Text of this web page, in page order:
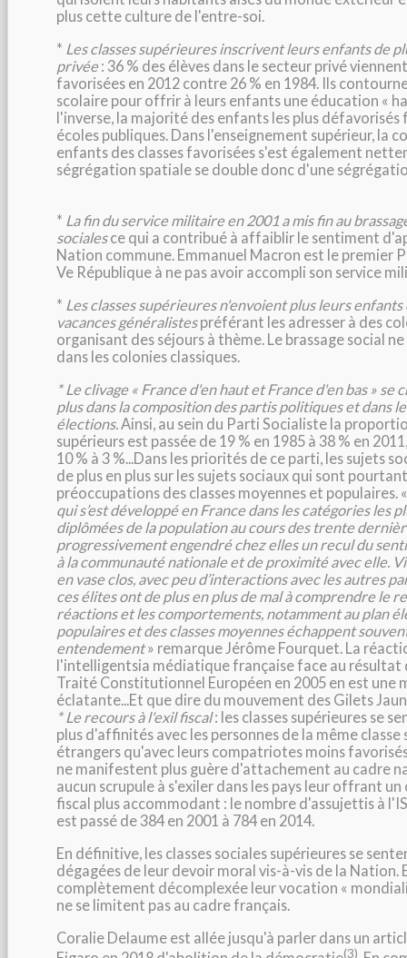
plus cette culture de l'entre-soi.
* Les classes supérieures inscrivent leurs enfants de
privée : 36 % des élèves dans le secteur privé
favorisées en 2012 contre 26 % en 1984. Ils
scolaire pour offrir à leurs enfants une éducation «
l'inverse, la majorité des enfants les plus
écoles publiques. Dans l'enseignement supérieur, la
enfants des classes favorisées s'est également
ségrégation spatiale se double donc d'une
* La fin du service militaire en 2001 a mis fin au
socialesce qui a contribué à affaiblir le sentiment
Nation commune. Emmanuel Macron est le premier
Ve République à ne pas avoir accompli son service
* Les classes supérieures n'envoient plus leurs enfants
vacances généralistespréférant les adresser à des
organisant des séjours à thème. Le brassage social
dans les colonies classiques.
* Le clivage « France d'en haut et France d'en bas » se
plus dans la composition des partis politiques et dans
élections.Ainsi, au sein du Parti Socialiste la
supérieurs est passée de 19 % en 1985 à 38 % en
10 % à 3 %...Dans les priorités de ce parti, les sujets
de plus en plus sur les sujets sociaux qui sont
préoccupations des classes moyennes et populaires. «
qui s’est développé en France dans les catégories les
diplômées de la population au cours des trente
progressivement engendré chez elles un recul du
à la communauté nationale et de proximité avec elle.
en vase clos, avec peu d’interactions avec les autres
ces élites ont de plus en plus de mal à comprendre le
réactions et les comportements, notamment au plan
populaires et des classes moyennes échappent
entendement» remarque Jérôme Fourquet. La
l'intelligentsia médiatique française face au résultat
Traité Constitutionnel Européen en 2005 en est une
éclatante...Et que dire du mouvement des Gilets
* Le recours à l'exil fiscal: les classes supérieures se
plus d'affinités avec les personnes de la même classe
étrangers qu'avec leurs compatriotes moins
ne manifestent plus guère d'attachement au cadre
aucun scrupule à s'exiler dans les pays leur offrant
fiscal plus accommodant : le nombre d'assujettis à
est passé de 384 en 2001 à 784 en 2014.
En définitive, les classes sociales supérieures se
dégagées de leur devoir moral vis-à-vis de la Nation.
complètement décomplexée leur vocation «
ne se limitent pas au cadre français.
Coralie Delaume est allée jusqu'à parler dans un
(3)